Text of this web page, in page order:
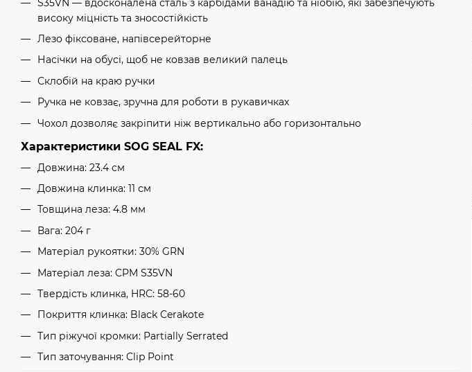
S35VN — вдосконалена сталь з карбідами ванадію та ніобію, які забезпечують
високу міцність та зносостійкість
Лезо фіксоване, напівсерейторне
Насічки на обусі, щоб не ковзав великий палець
Склобій на краю ручки
Ручка не ковзає, зручна для роботи в рукавичках
Чохол дозволяє закріпити ніж вертикально або горизонтально
Характеристики SOG SEAL FX:
Довжина: 23.4 см
Довжина клинка: 11 см
Товщина леза: 4.8 мм
Вага: 204 г
Матеріал рукоятки: 30% GRN
Матеріал леза: CPM S35VN
Твердість клинка, HRC: 58-60
Покриття клинка: Black Cerakote
Тип ріжучої кромки: Partially Serrated
Тип заточування: Clip Point